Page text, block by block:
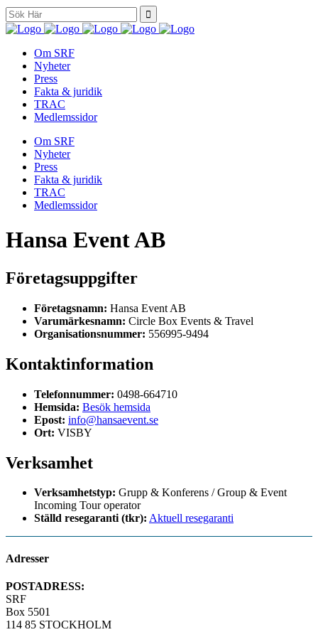
Search
for:
Om SRF
Nyheter
Press
Fakta & juridik
TRAC
Medlemssidor
Om SRF
Nyheter
Press
Fakta & juridik
TRAC
Medlemssidor
Hansa Event AB
Företagsuppgifter
Företagsnamn: Hansa Event AB
Varumärkesnamn: Circle Box Events & Travel
Organisationsnummer: 556995-9494
Kontaktinformation
Telefonnummer: 0498-664710
Hemsida: Besök hemsida
Epost: info@hansaevent.se
Ort: VISBY
Verksamhet
Verksamhetstyp: Grupp & Konferens / Group & Event
Incoming Tour operator
Ställd resegaranti (tkr): Aktuell resegaranti
Adresser
POSTADRESS:
SRF
Box 5501
114 85 STOCKHOLM